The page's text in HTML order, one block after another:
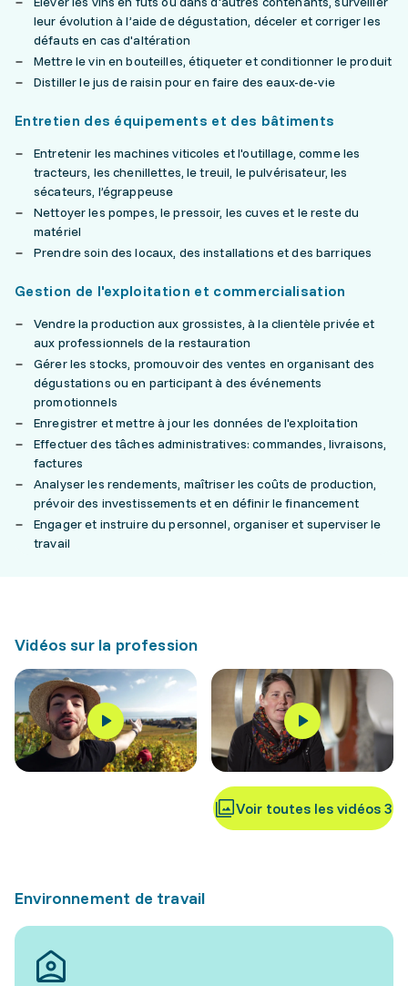
leur évolution à l’aide de dégustation, déceler et corriger les
défauts en cas d'altération
Mettre le vin en bouteilles, étiqueter et conditionner le produit
Distiller le jus de raisin pour en faire des eaux-de-vie
Entretien des équipements et des bâtiments
Entretenir les machines viticoles et l'outillage, comme les
tracteurs, les chenillettes, le treuil, le pulvérisateur, les
sécateurs, l’égrappeuse
Nettoyer les pompes, le pressoir, les cuves et le reste du
matériel
Prendre soin des locaux, des installations et des barriques
Gestion de l'exploitation et commercialisation
Vendre la production aux grossistes, à la clientèle privée et
aux professionnels de la restauration
Gérer les stocks, promouvoir des ventes en organisant des
dégustations ou en participant à des événements
promotionnels
Enregistrer et mettre à jour les données de l'exploitation
Effectuer des tâches administratives: commandes, livraisons,
factures
Analyser les rendements, maîtriser les coûts de production,
prévoir des investissements et en définir le financement
Engager et instruire du personnel, organiser et superviser le
travail
Vidéos sur la profession
Voir toutes les vidéos 3
Environnement de travail